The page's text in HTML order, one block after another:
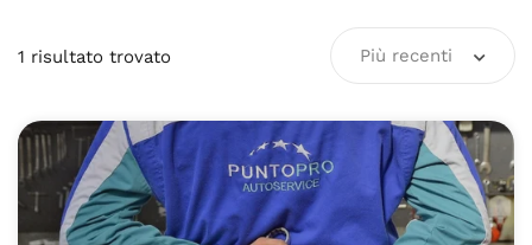
1 risultato trovato Più recenti